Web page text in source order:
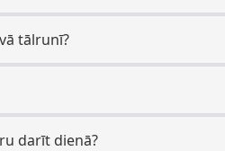
tālrunī?
darīt dienā?